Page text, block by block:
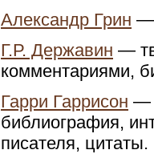
Александр Грин —
Г.Р. Державин —
комментариями,
Гарри Гаррисон —
библиография,
писателя, цитаты.